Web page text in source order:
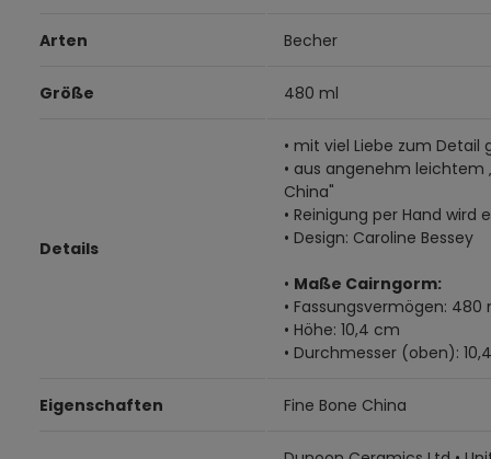
Arten Becher
Größe 480 ml
Details
• mit viel Liebe zum Detail
• aus angenehm leichtem
China"
• Reinigung per Hand wird
• Design: Caroline Bessey
• Maße Cairngorm:
• Fassungsvermögen: 480
• Höhe: 10,4 cm
• Durchmesser (oben):
Eigenschaften Fine Bone China